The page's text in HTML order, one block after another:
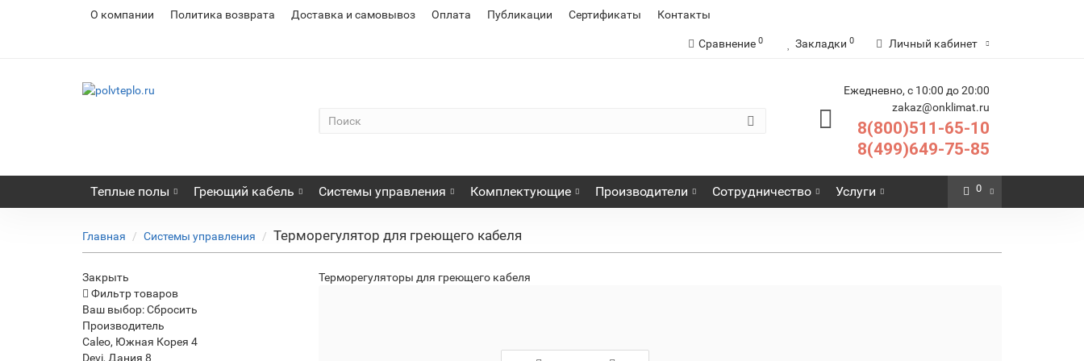
О компании Политика возврата Доставка и самовывоз Оплата Публикации Сертификаты Контакты
Сравнение 0 Закладки 0 Личный кабинет
Ежедневно, с 10:00 до 20:00
zakaz@onklimat.ru
8(800)511-65-10
8(499)649-75-85
Теплые полы Греющий кабель Системы управления Комплектующие Производители Сотрудничество Услуги 0
Главная Системы управления Терморегулятор для греющего кабеля
Закрыть
Фильтр товаров
Ваш выбор:Сбросить
Производитель
Caleo, Южная Корея 4
Devi, Дания 8
Терморегуляторы для греющего кабеля